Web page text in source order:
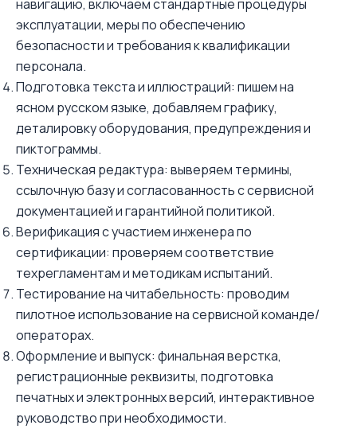
навигацию, включаем стандартные процедуры
эксплуатации, меры по обеспечению
безопасности и требования к квалификации
персонала.
Подготовка текста и иллюстраций: пишем на
ясном русском языке, добавляем графику,
деталировку оборудования, предупреждения и
пиктограммы.
Техническая редактура: выверяем термины,
ссылочную базу и согласованность с сервисной
документацией и гарантийной политикой.
Верификация с участием инженера по
сертификации: проверяем соответствие
техрегламентам и методикам испытаний.
Тестирование на читабельность: проводим
пилотное использование на сервисной команде/
операторах.
Оформление и выпуск: финальная верстка,
регистрационные реквизиты, подготовка
печатных и электронных версий, интерактивное
руководство при необходимости.